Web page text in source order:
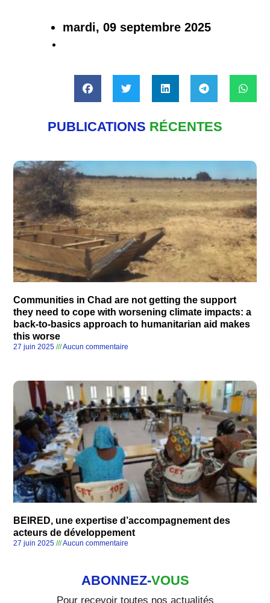
mardi, 09 septembre 2025
PUBLICATIONS RÉCENTES
Communities in Chad are not getting the support
they need to cope with worsening climate impacts: a
back-to-basics approach to humanitarian aid makes
this worse
27 juin 2025 Aucun commentaire
BEIRED, une expertise d’accompagnement des
acteurs de développement
27 juin 2025 Aucun commentaire
ABONNEZ-VOUS
Pour recevoir toutes nos actualités